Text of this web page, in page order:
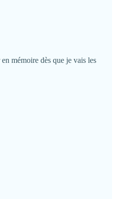
mémoire dès que je vais les